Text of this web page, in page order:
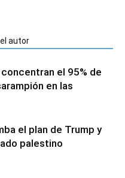
autor
el 95% de
en las
el plan de Trump y
palestino